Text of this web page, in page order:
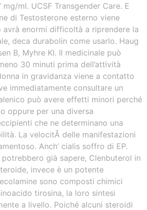
ml. UCSF Transgender Care. E
di Testosterone esterno viene
enormi difficoltà a riprendere la
deca durabolin come usarlo. Haug
B, Myhre KI. Il medicinale può
30 minuti prima dell’attività
in gravidanza viene a contatto
immediatamente consultare un
può avere effetti minori perché
oppure per una diversa
che ne determinano una
La velocitÃ delle manifestazioni
Anch’ cialis soffro di EP.
già sapere, Clenbuterol in
invece è un potente
sono composti chimici
tirosina, la loro sintesi
a livello. Poiché alcuni steroidi